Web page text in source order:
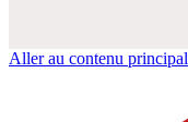
Aller au contenu principal